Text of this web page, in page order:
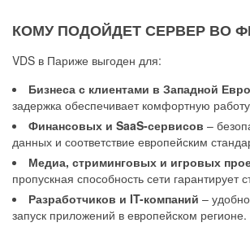
КОМУ ПОДОЙДЕТ СЕРВЕР ВО
VDS в Париже выгоден для:
Бизнеса с клиентами в Западной
задержка обеспечивает комфортную
Финансовых и SaaS-сервисов –
данных и соответствие европейским
Медиа, стриминговых и игровых
пропускная способность сети гарантирует
Разработчиков и IT-компаний –
запуск приложений в европейском регионе.